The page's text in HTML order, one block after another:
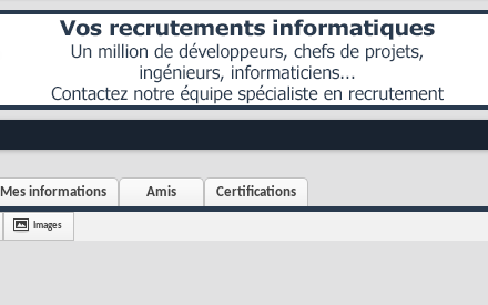
Mes informations Amis Certifications
Images